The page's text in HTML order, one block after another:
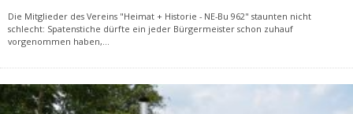
Die Mitglieder des Vereins "Heimat + Historie - NE-Bu 962" staunten nicht
schlecht: Spatenstiche dürfte ein jeder Bürgermeister schon zuhauf
vorgenommen haben,...